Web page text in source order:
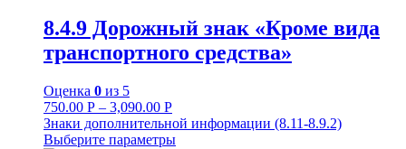
8.4.9 Дорожный знак «Кроме вида
транспортного средства»
Оценка 0 из 5
750.00 Р – 3,090.00 Р
Знаки дополнительной информации (8.11-8.9.2)
Выберите параметры